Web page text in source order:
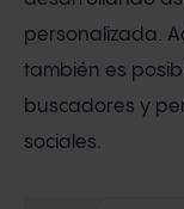
personalizada.
también es
buscadores y
sociales.